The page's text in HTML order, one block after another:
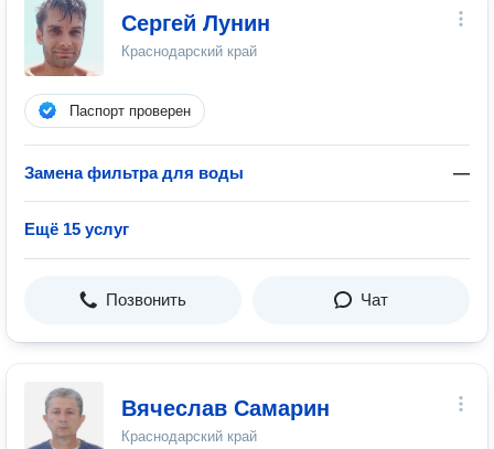
Сергей Лунин
Краснодарский край
Паспорт проверен
Замена фильтра для воды —
Ещё 15 услуг
Позвонить Чат
Вячеслав Самарин
Краснодарский край